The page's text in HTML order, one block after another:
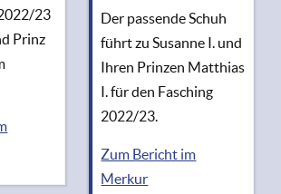
23
Prinz
Der passende Schuh
führt zu Susanne I. und
Ihren Prinzen Matthias
I. für den Fasching
2022/23.
Zum Bericht im
Merkur